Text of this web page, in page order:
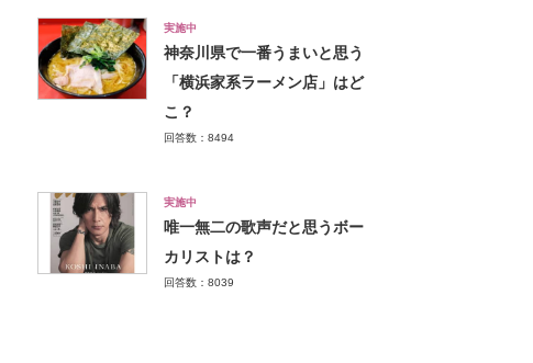
実施中
神奈川県で一番うまいと思う
「横浜家系ラーメン店」はど
こ？
回答数：8494
実施中
唯一無二の歌声だと思うボー
カリストは？
回答数：8039